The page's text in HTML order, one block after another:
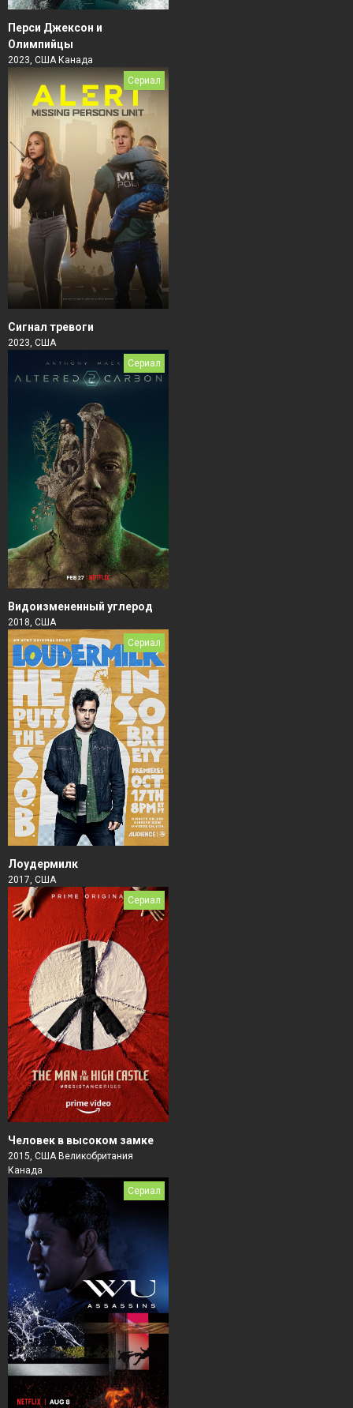
Перси Джексон и
Олимпийцы
2023, США Канада
Сериал
Сигнал тревоги
2023, США
Сериал
Видоизмененный углерод
2018, США
Сериал
Лоудермилк
2017, США
Сериал
Человек в высоком замке
2015, США Великобритания
Канада
Сериал